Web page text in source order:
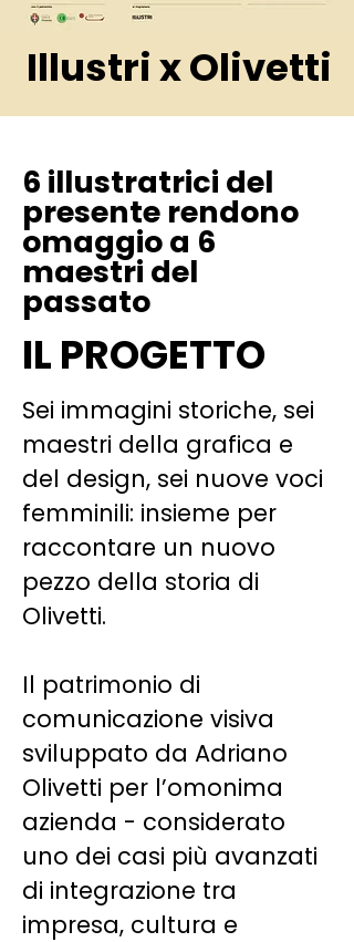
Illustri x Olivetti
6 illustratrici del
presente rendono
omaggio a 6
maestri del
passato
IL PROGETTO
Sei immagini storiche, sei
maestri della grafica e
del design, sei nuove voci
femminili: insieme per
raccontare un nuovo
pezzo della storia di
Olivetti.
Il patrimonio di
comunicazione visiva
sviluppato da Adriano
Olivetti per l’omonima
azienda - considerato
uno dei casi più avanzati
di integrazione tra
impresa, cultura e